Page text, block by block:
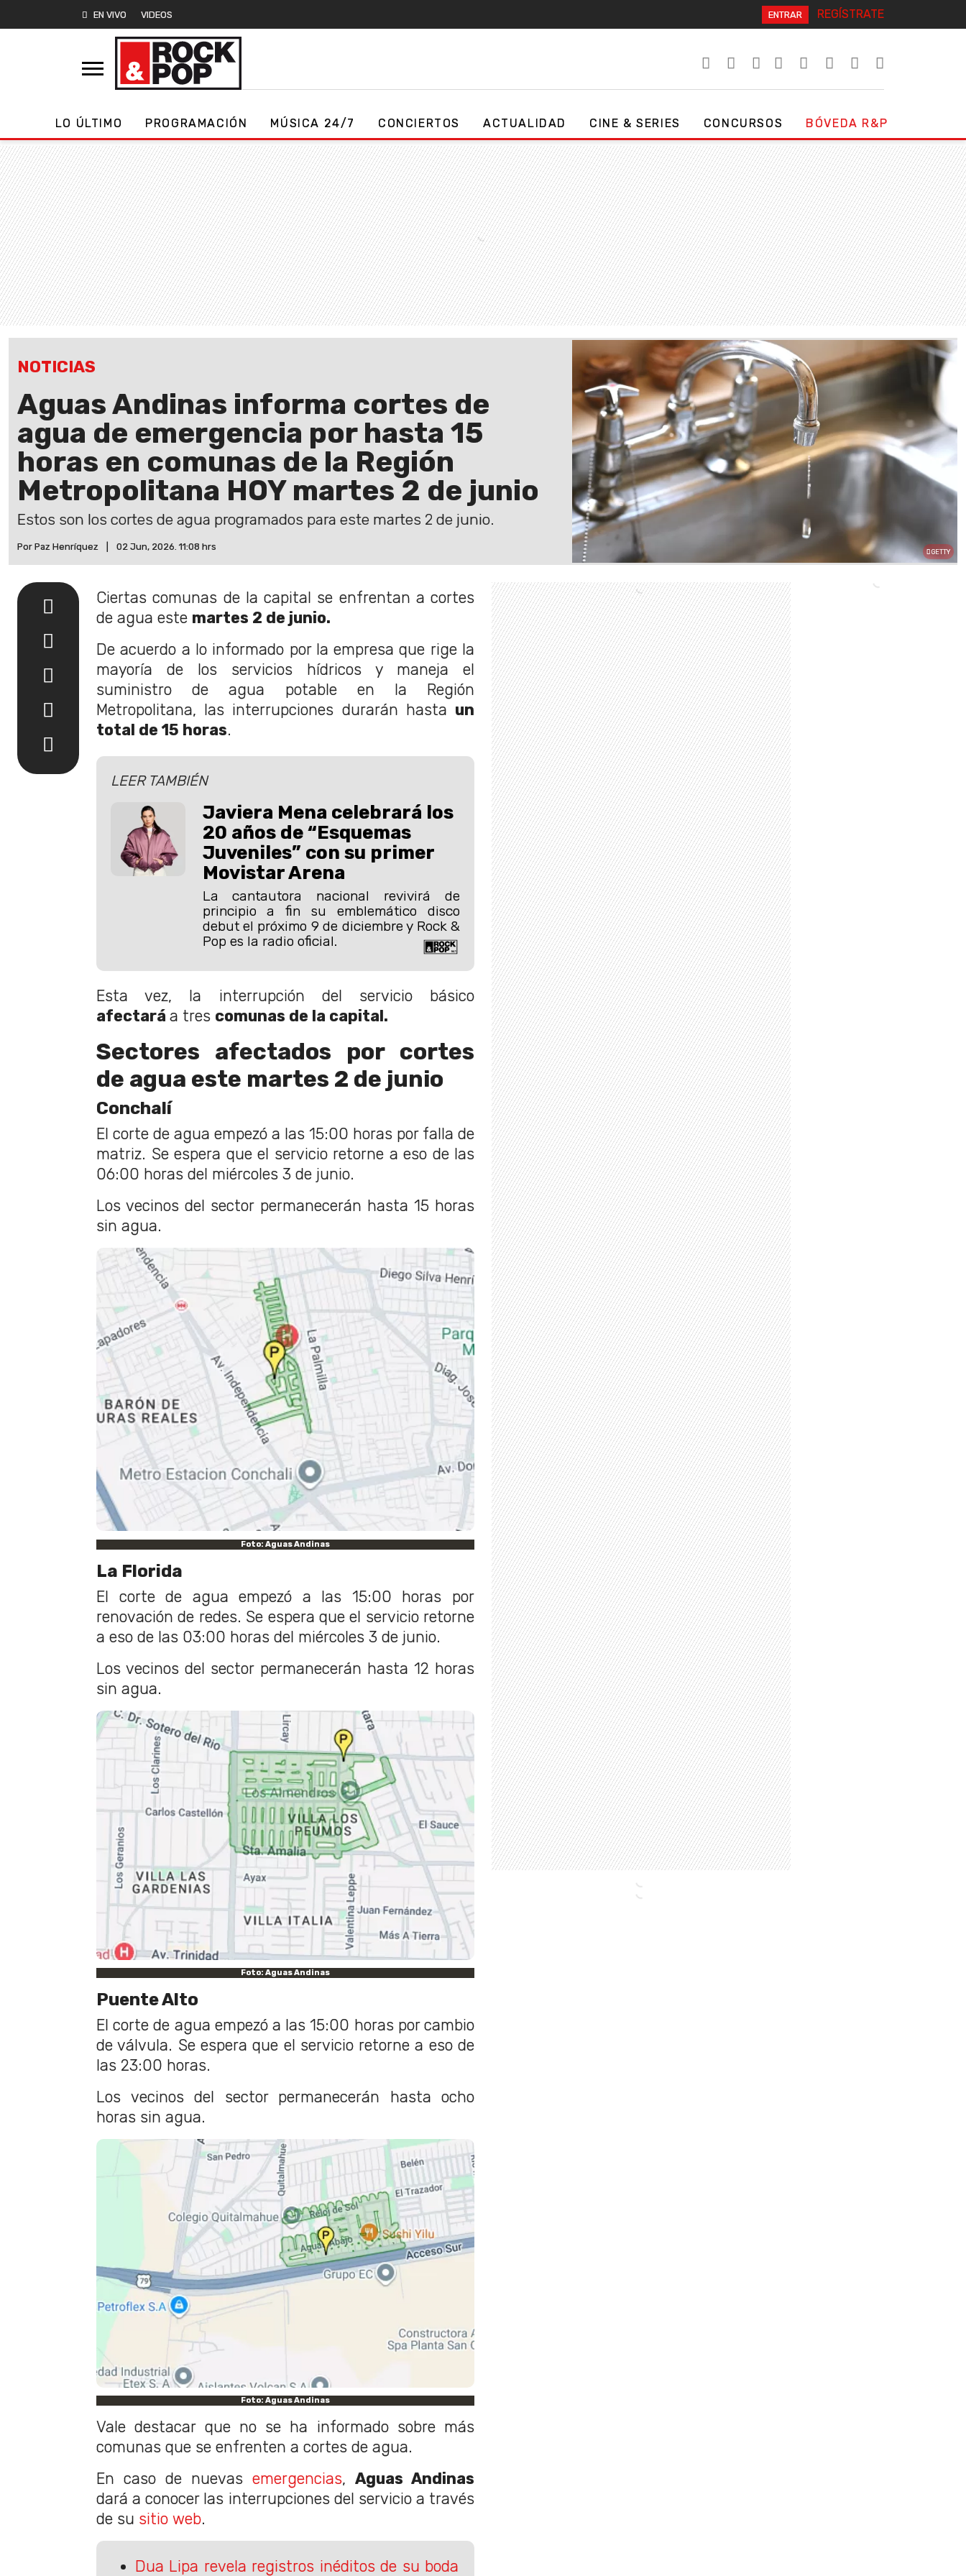
EN VIVO VIDEOS ENTRAR REGÍSTRATE
LO ÚLTIMO PROGRAMACIÓN MÚSICA 24/7 CONCIERTOS ACTUALIDAD CINE & SERIES CONCURSOS BÓVEDA R&P
NOTICIAS
Aguas Andinas informa cortes de
agua de emergencia por hasta 15
horas en comunas de la Región
Metropolitana HOY martes 2 de junio
Estos son los cortes de agua programados para este martes 2 de junio.
Por Paz Henríquez 02 Jun, 2026. 11:08 hrs GETTY
Ciertas comunas de la capital se enfrentan a cortes
de agua este martes 2 de junio.
De acuerdo a lo informado por la empresa que rige la
mayoría de los servicios hídricos y maneja el
suministro de agua potable en la Región
Metropolitana, las interrupciones durarán hasta un
total de 15 horas.
LEER TAMBIÉN
Javiera Mena celebrará los
20 años de “Esquemas
Juveniles” con su primer
Movistar Arena
La cantautora nacional revivirá de
principio a fin su emblemático disco
debut el próximo 9 de diciembre y Rock &
Pop es la radio oficial.
Esta vez, la interrupción del servicio básico
afectará a tres comunas de la capital.
Sectores afectados por cortes
de agua este martes 2 de junio
Conchalí
El corte de agua empezó a las 15:00 horas por falla de
matriz. Se espera que el servicio retorne a eso de las
06:00 horas del miércoles 3 de junio.
Los vecinos del sector permanecerán hasta 15 horas
sin agua.
Foto: Aguas Andinas
La Florida
El corte de agua empezó a las 15:00 horas por
renovación de redes. Se espera que el servicio retorne
a eso de las 03:00 horas del miércoles 3 de junio.
Los vecinos del sector permanecerán hasta 12 horas
sin agua.
Foto: Aguas Andinas
Puente Alto
El corte de agua empezó a las 15:00 horas por cambio
de válvula. Se espera que el servicio retorne a eso de
las 23:00 horas.
Los vecinos del sector permanecerán hasta ocho
horas sin agua.
Foto: Aguas Andinas
Vale destacar que no se ha informado sobre más
comunas que se enfrenten a cortes de agua.
En caso de nuevas emergencias, Aguas Andinas
dará a conocer las interrupciones del servicio a través
de su sitio web.
Dua Lipa revela registros inéditos de su boda